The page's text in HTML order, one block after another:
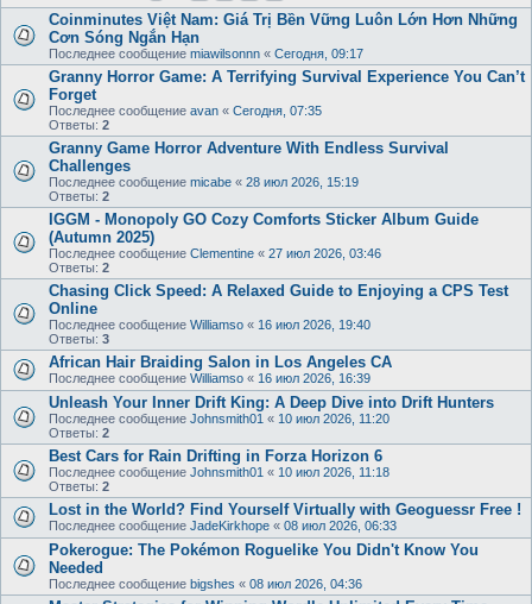
Coinminutes Việt Nam: Giá Trị Bền Vững Luôn Lớn Hơn Những
Cơn Sóng Ngắn Hạn
Последнее сообщение miawilsonnn « Сегодня, 09:17
Granny Horror Game: A Terrifying Survival Experience You Can’t
Forget
Последнее сообщение avan « Сегодня, 07:35
Ответы: 2
Granny Game Horror Adventure With Endless Survival
Challenges
Последнее сообщение micabe « 28 июл 2026, 15:19
Ответы: 2
IGGM - Monopoly GO Cozy Comforts Sticker Album Guide
(Autumn 2025)
Последнее сообщение Clementine « 27 июл 2026, 03:46
Ответы: 2
Chasing Click Speed: A Relaxed Guide to Enjoying a CPS Test
Online
Последнее сообщение Williamso « 16 июл 2026, 19:40
Ответы: 3
African Hair Braiding Salon in Los Angeles CA
Последнее сообщение Williamso « 16 июл 2026, 16:39
Unleash Your Inner Drift King: A Deep Dive into Drift Hunters
Последнее сообщение Johnsmith01 « 10 июл 2026, 11:20
Ответы: 2
Best Cars for Rain Drifting in Forza Horizon 6
Последнее сообщение Johnsmith01 « 10 июл 2026, 11:18
Ответы: 2
Lost in the World? Find Yourself Virtually with Geoguessr Free !
Последнее сообщение JadeKirkhope « 08 июл 2026, 06:33
Pokerogue: The Pokémon Roguelike You Didn't Know You
Needed
Последнее сообщение bigshes « 08 июл 2026, 04:36